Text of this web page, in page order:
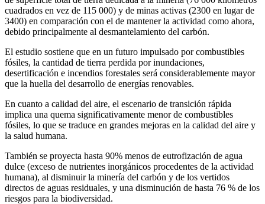
cuadrados en vez de 115 000) y de minas activas (2300 en lugar de
3400) en comparación con el de mantener la actividad como ahora,
debido principalmente al desmantelamiento del carbón.
El estudio sostiene que en un futuro impulsado por combustibles
fósiles, la cantidad de tierra perdida por inundaciones,
desertificación e incendios forestales será considerablemente mayor
que la huella del desarrollo de energías renovables.
En cuanto a calidad del aire, el escenario de transición rápida
implica una quema significativamente menor de combustibles
fósiles, lo que se traduce en grandes mejoras en la calidad del aire y
la salud humana.
También se proyecta hasta 90% menos de eutrofización de agua
dulce (exceso de nutrientes inorgánicos procedentes de la actividad
humana), al disminuir la minería del carbón y de los vertidos
directos de aguas residuales, y una disminución de hasta 76 % de los
riesgos para la biodiversidad.